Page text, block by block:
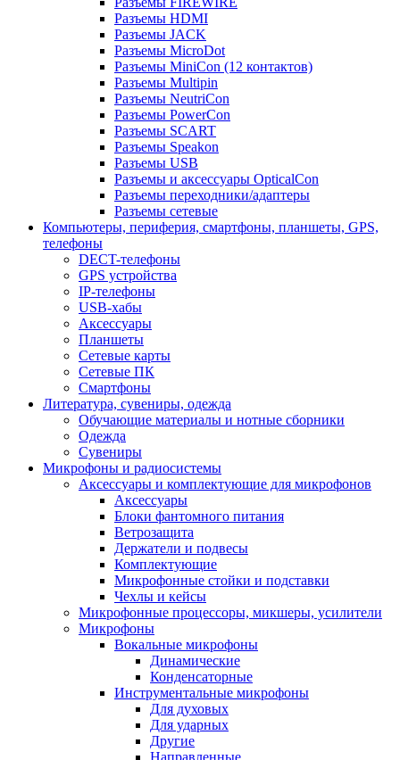
Разъемы HDMI
Разъемы JACK
Разъемы MicroDot
Разъемы MiniCon (12 контактов)
Разъемы Multipin
Разъемы NeutriCon
Разъемы PowerCon
Разъемы SCART
Разъемы Speakon
Разъемы USB
Разъемы и аксессуары OpticalCon
Разъемы переходники/адаптеры
Разъемы сетевые
Компьютеры, периферия, смартфоны, планшеты, GPS,
телефоны
DECT-телефоны
GPS устройства
IP-телефоны
USB-хабы
Аксессуары
Планшеты
Сетевые карты
Сетевые ПК
Смартфоны
Литература, сувениры, одежда
Обучающие материалы и нотные сборники
Одежда
Сувениры
Микрофоны и радиосистемы
Аксессуары и комплектующие для микрофонов
Аксессуары
Блоки фантомного питания
Ветрозащита
Держатели и подвесы
Комплектующие
Микрофонные стойки и подставки
Чехлы и кейсы
Микрофонные процессоры, микшеры, усилители
Микрофоны
Вокальные микрофоны
Динамические
Конденсаторные
Инструментальные микрофоны
Для духовых
Для ударных
Другие
Направленные